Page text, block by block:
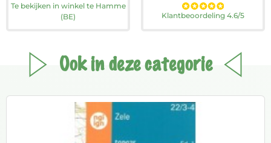
Te bekijken in winkel te Hamme
(BE)
Klantbeoordeling 4.6/5
Ook in deze categorie